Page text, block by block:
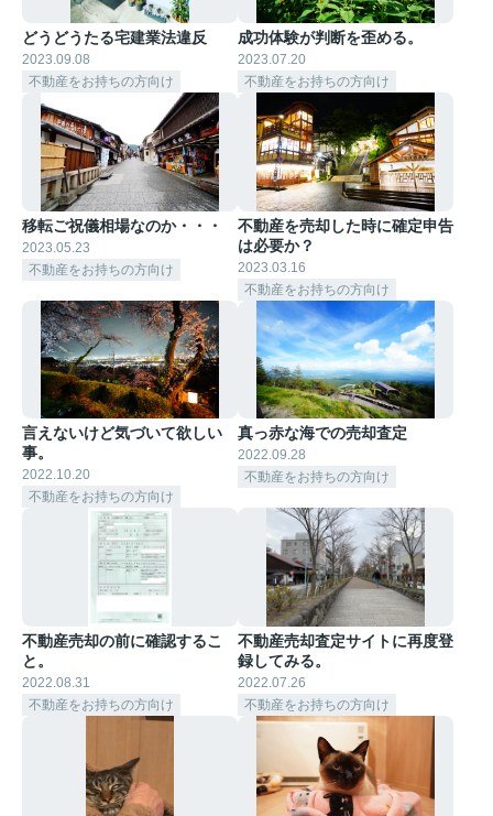
どうどうたる宅建業法違反
2023.09.08
不動産をお持ちの方向け
成功体験が判断を歪める。
2023.07.20
不動産をお持ちの方向け
移転ご祝儀相場なのか・・・
2023.05.23
不動産をお持ちの方向け
不動産を売却した時に確定申告
は必要か？
2023.03.16
不動産をお持ちの方向け
言えないけど気づいて欲しい
事。
2022.10.20
不動産をお持ちの方向け
真っ赤な海での売却査定
2022.09.28
不動産をお持ちの方向け
不動産売却の前に確認するこ
と。
2022.08.31
不動産をお持ちの方向け
不動産売却査定サイトに再度登
録してみる。
2022.07.26
不動産をお持ちの方向け